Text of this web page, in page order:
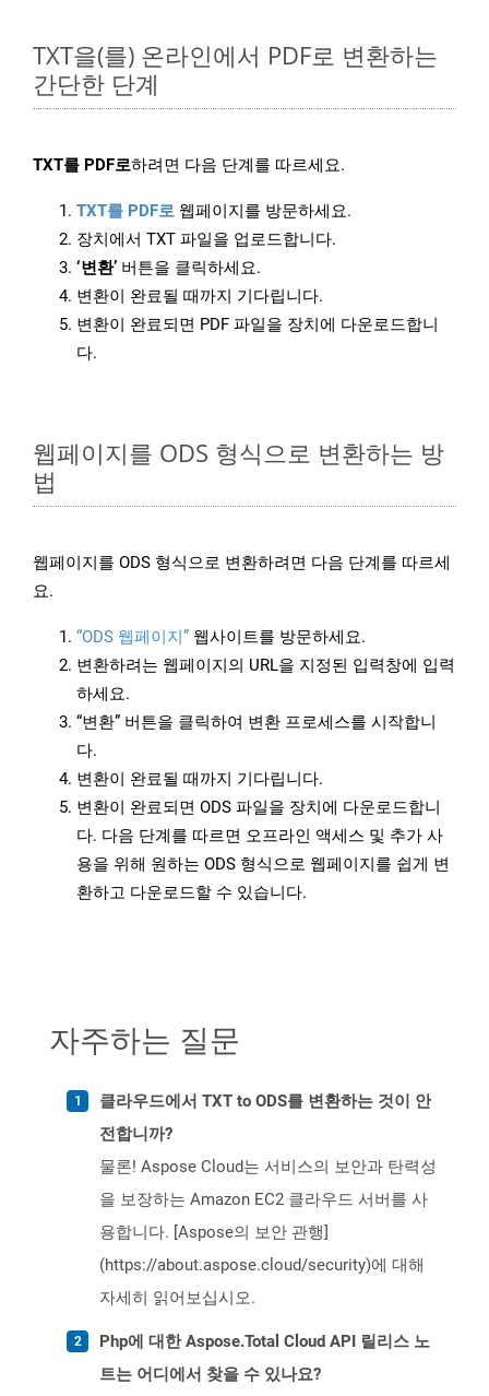
TXT을(를) 온라인에서 PDF로 변환하는
간단한 단계
TXT를 PDF로하려면 다음 단계를 따르세요.
TXT를 PDF로 웹페이지를 방문하세요.
장치에서 TXT 파일을 업로드합니다.
‘변환’ 버튼을 클릭하세요.
변환이 완료될 때까지 기다립니다.
변환이 완료되면 PDF 파일을 장치에 다운로드합니
다.
웹페이지를 ODS 형식으로 변환하는 방
법
웹페이지를 ODS 형식으로 변환하려면 다음 단계를 따르세
요.
“ODS 웹페이지” 웹사이트를 방문하세요.
변환하려는 웹페이지의 URL을 지정된 입력창에 입력
하세요.
“변환” 버튼을 클릭하여 변환 프로세스를 시작합니
다.
변환이 완료될 때까지 기다립니다.
변환이 완료되면 ODS 파일을 장치에 다운로드합니
다. 다음 단계를 따르면 오프라인 액세스 및 추가 사
용을 위해 원하는 ODS 형식으로 웹페이지를 쉽게 변
환하고 다운로드할 수 있습니다.
자주하는 질문
클라우드에서 TXT to ODS를 변환하는 것이 안
전합니까?
물론! Aspose Cloud는 서비스의 보안과 탄력성
을 보장하는 Amazon EC2 클라우드 서버를 사
용합니다. [Aspose의 보안 관행]
(https://about.aspose.cloud/security)에 대해
자세히 읽어보십시오.
Php에 대한 Aspose.Total Cloud API 릴리스 노
트는 어디에서 찾을 수 있나요?